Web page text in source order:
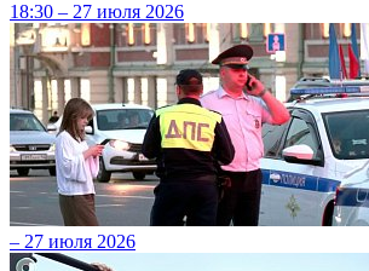
18:30 – 27 июля 2026
– 27 июля 2026